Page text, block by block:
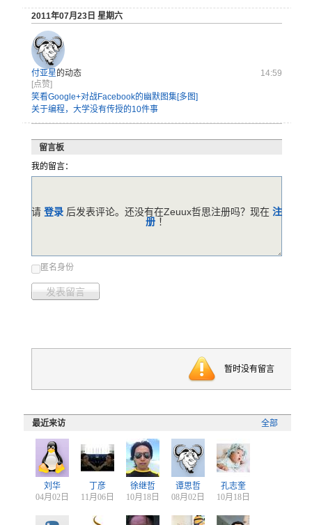
2011年07月23日 星期六
付亚星的动态
14:59
[点赞]
笑看Google+对战Facebook的幽默图集[多图]
关于编程，大学没有传授的10件事
留言板
我的留言：
匿名身份
发表留言
请 登录 后发表评论。还没有在Zeuux哲思注册吗？现在 注
册 ！
暂时没有留言
全部
最近来访
刘华
04月02日
丁彦
11月06日
徐继哲
10月18日
谭思哲
08月02日
孔志奎
10月18日